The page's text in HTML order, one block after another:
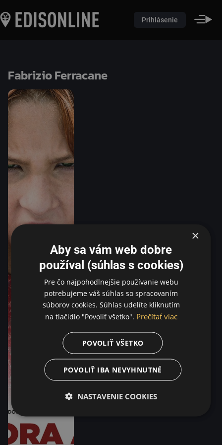
Prihlásenie
Fabrizio Ferracane
×
Aby sa vám web dobre
používal (súhlas s cookies)
Pre čo najpohodlnejšie používanie webu
potrebujeme váš súhlas so spracovaním
súborov cookies. Súhlas udelíte kliknutím
na tlačidlo "Povoliť všetko". Prečítať viac
POVOLIŤ VŠETKO
POVOLIŤ IBA NEVYHNUTNÉ
NASTAVENIE COOKIES